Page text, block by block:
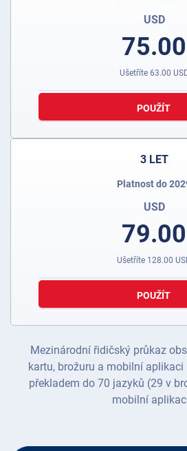
USD
75.00
Ušetříte 63.00
POUŽÍT
3 LET
Platnost do
USD
79.00
Ušetříte 128.00
POUŽÍT
Mezinárodní řidičský průkaz
kartu, brožuru a mobilní aplikaci
překladem do 70 jazyků (29 v
mobilní